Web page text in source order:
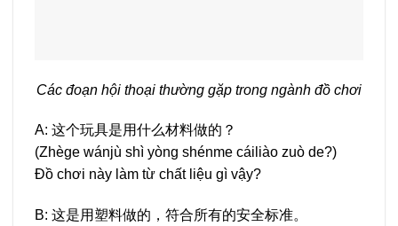
Các đoạn hội thoại thường gặp trong ngành đồ chơi
A: 这个玩具是用什么材料做的？
(Zhège wánjù shì yòng shénme cáiliào zuò de?)
Đồ chơi này làm từ chất liệu gì vậy?
B: 这是用塑料做的，符合所有的安全标准。